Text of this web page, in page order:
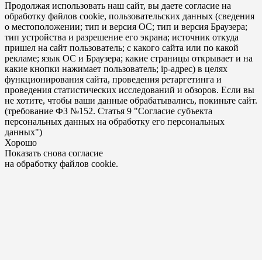
Продолжая использовать наш сайт, вы даете согласие на
обработку файлов cookie, пользовательских данных (сведения
о местоположении; тип и версия ОС; тип и версия Браузера;
тип устройства и разрешение его экрана; источник откуда
пришел на сайт пользователь; с какого сайта или по какой
рекламе; язык ОС и Браузера; какие страницы открывает и на
какие кнопки нажимает пользователь; ip-адрес) в целях
функционирования сайта, проведения ретаргетинга и
проведения статистических исследований и обзоров. Если вы
не хотите, чтобы ваши данные обрабатывались, покиньте сайт.
(требование ФЗ №152. Статья 9 "Согласие субъекта
персональных данных на обработку его персональных
данных")
Хорошо
Показать снова согласие
на обработку файлов cookie.